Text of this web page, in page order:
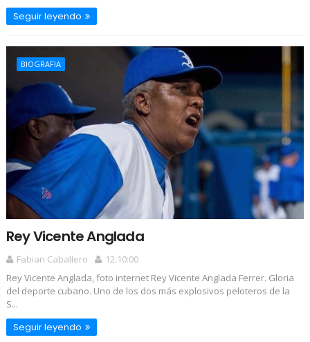
Seguir leyendo
BIOGRAFIA
Rey Vicente Anglada
Fabian Caballero
12:10:00
Rey Vicente Anglada, foto internet Rey Vicente Anglada Ferrer. Gloria
del deporte cubano. Uno de los dos más explosivos peloteros de la
S...
Seguir leyendo